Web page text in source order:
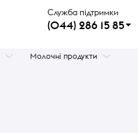
Служба підтримки
(044) 286 15 85
Молочні продукти